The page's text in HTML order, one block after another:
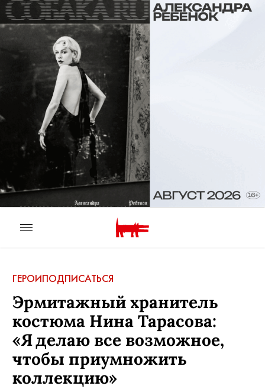
ГЕРОИПОДПИСАТЬСЯ
Эрмитажный хранитель
костюма Нина Тарасова:
«Я делаю все возможное,
чтобы приумножить
коллекцию»